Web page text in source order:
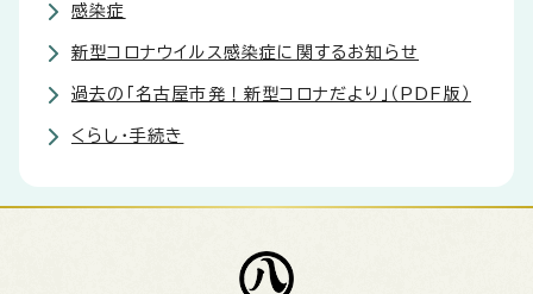
感染症
新型コロナウイルス感染症に関するお知らせ
過去の「名古屋市発！新型コロナだより」（PDF版）
くらし・手続き